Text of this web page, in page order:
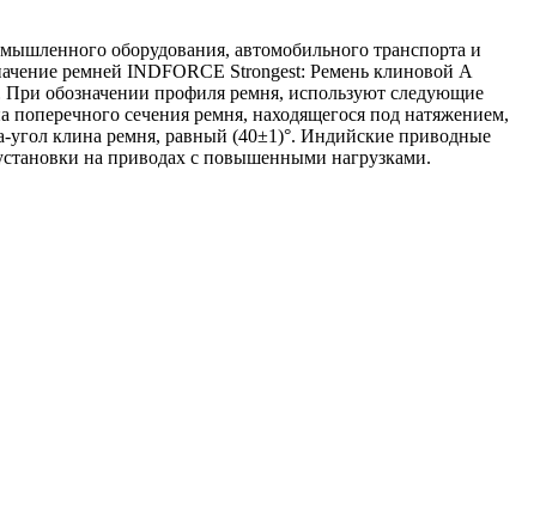
оборудования, автомобильного транспорта и
ремней INDFORCE Strongest: Ремень клиновой А
обозначении профиля ремня, используют следующие
сечения ремня, находящегося под натяжением,
клина ремня, равный (40±1)°. Индийские приводные
на приводах с повышенными нагрузками.